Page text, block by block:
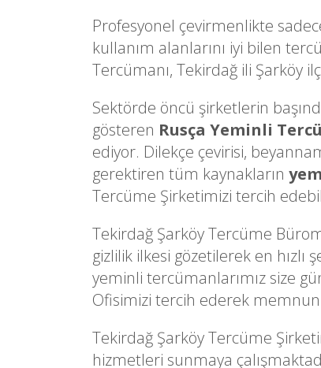
Profesyonel çevirmenlikte
kullanım alanlarını iyi bilen
Tercümanı, Tekirdağ ili Şarköy
Sektörde öncü şirketlerin
gösteren Rusça Yeminli
ediyor. Dilekçe çevirisi,
gerektiren tüm kaynakların
Tercüme Şirketimizi tercih
Tekirdağ Şarköy Tercüme
gizlilik ilkesi gözetilerek en
yeminli tercümanlarımız size
Ofisimizi tercih ederek
Tekirdağ Şarköy Tercüme
hizmetleri sunmaya